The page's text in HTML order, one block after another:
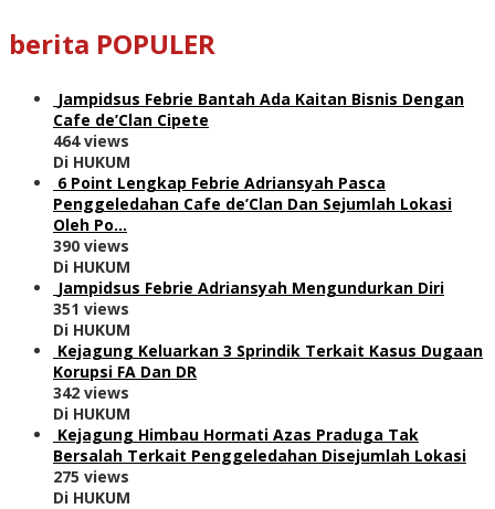
berita POPULER
Jampidsus Febrie Bantah Ada Kaitan Bisnis Dengan
Cafe de’Clan Cipete
464 views
Di HUKUM
6 Point Lengkap Febrie Adriansyah Pasca
Penggeledahan Cafe de’Clan Dan Sejumlah Lokasi
Oleh Po…
390 views
Di HUKUM
Jampidsus Febrie Adriansyah Mengundurkan Diri
351 views
Di HUKUM
Kejagung Keluarkan 3 Sprindik Terkait Kasus Dugaan
Korupsi FA Dan DR
342 views
Di HUKUM
Kejagung Himbau Hormati Azas Praduga Tak
Bersalah Terkait Penggeledahan Disejumlah Lokasi
275 views
Di HUKUM